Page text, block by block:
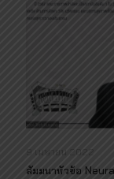
9 เมษายน 2022
สัมมนาหัวข้อ